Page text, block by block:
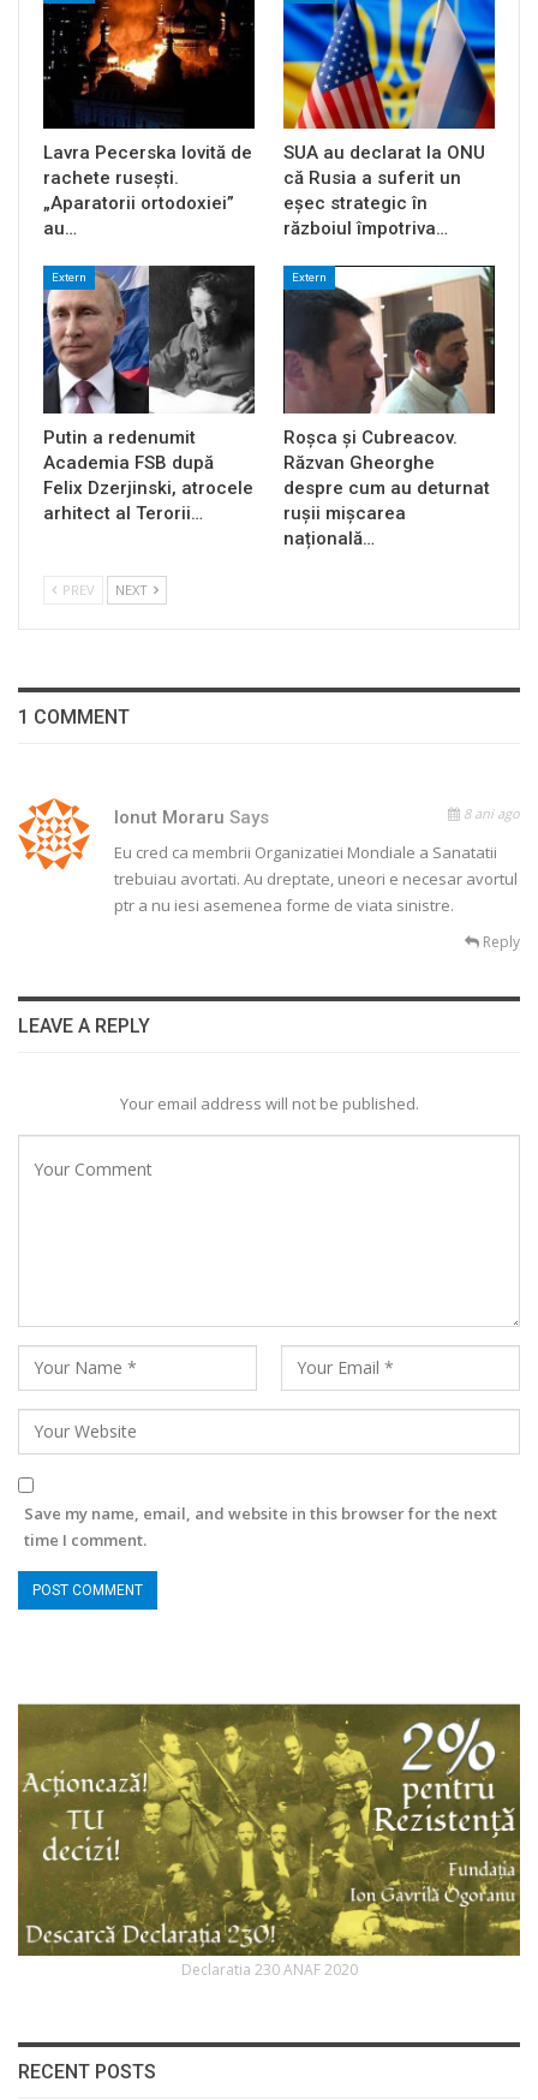
Lavra Pecerska lovită de
rachete rusești.
„Aparatorii ortodoxiei”
au…
SUA au declarat la ONU
că Rusia a suferit un
eșec strategic în
războiul împotriva…
Extern
Putin a redenumit
Academia FSB după
Felix Dzerjinski, atrocele
arhitect al Terorii…
Extern
Roșca și Cubreacov.
Răzvan Gheorghe
despre cum au deturnat
rușii mișcarea
națională…
PREV NEXT
1 COMMENT
Ionut Moraru Says 8 ani ago
Eu cred ca membrii Organizatiei Mondiale a Sanatatii
trebuiau avortati. Au dreptate, uneori e necesar avortul
ptr a nu iesi asemenea forme de viata sinistre.
Reply
LEAVE A REPLY
Your email address will not be published.
Save my name, email, and website in this browser for the next
time I comment.
Declaratia 230 ANAF 2020
RECENT POSTS